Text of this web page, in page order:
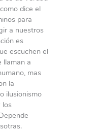
dice el
para
a nuestros
es
escuchen el
llaman a
mas
la
ilusionismo
los